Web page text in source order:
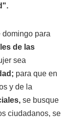
domingo para
de las
sea
para que en
y de la
se busque
ciudadanos, se